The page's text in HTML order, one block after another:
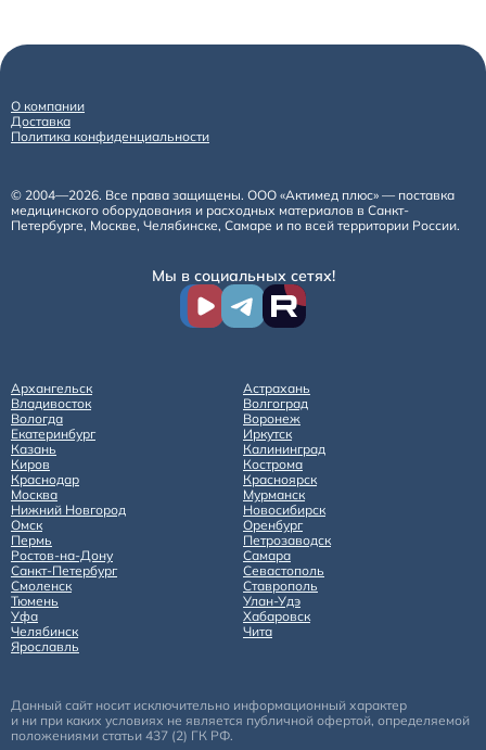
О компании
Доставка
Политика конфиденциальности
© 2004—2026. Все права защищены. ООО «Актимед плюс» — поставка
медицинского оборудования и расходных материалов в Санкт-
Петербурге, Москве, Челябинске, Самаре и по всей территории России.
Мы в социальных сетях!
Архангельск
Астрахань
Владивосток
Волгоград
Вологда
Воронеж
Екатеринбург
Иркутск
Казань
Калининград
Киров
Кострома
Краснодар
Красноярск
Москва
Мурманск
Нижний Новгород
Новосибирск
Омск
Оренбург
Пермь
Петрозаводск
Ростов-на-Дону
Самара
Санкт-Петербург
Севастополь
Смоленск
Ставрополь
Тюмень
Улан-Удэ
Уфа
Хабаровск
Челябинск
Чита
Ярославль
Данный сайт носит исключительно информационный характер
и ни при каких условиях не является публичной офертой, определяемой
положениями статьи 437 (2) ГК РФ.